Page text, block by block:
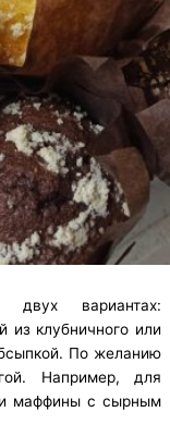
вариантах:
из клубничного или
По желанию
Например, для
маффины с сырным